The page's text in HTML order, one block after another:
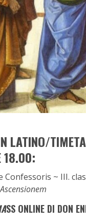
LATINO/
Confessoris ~ III.
SS ONLINE DI DON